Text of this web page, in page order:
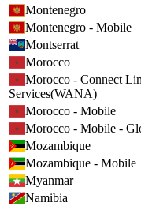
Montenegro
Montenegro - Mobile
Montserrat
Morocco
Morocco - Connect
Services(WANA)
Morocco - Mobile
Morocco - Mobile -
Mozambique
Mozambique - Mobile
Myanmar
Namibia